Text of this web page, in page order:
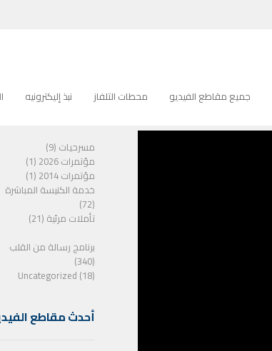
جميع مقاطع الفيديو محطات التلفاز نبذ إليكترونيهالفئات
مسرحيات (9)
مؤتمرات 2026 (1)
مؤتمرات 2014 (1)
خدمة الكنيسة المباشرة
(72)
تأملات مرئية (21)
برنامج رسالة من القلب
(340)
Uncategorized (18)
أحدث مقاطع